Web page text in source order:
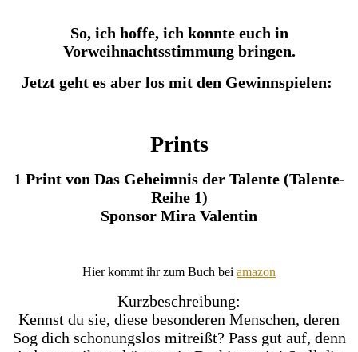
So, ich hoffe, ich konnte euch in
Vorweihnachtsstimmung bringen.
Jetzt geht es aber los mit den Gewinnspielen:
Prints
1 Print von Das Geheimnis der Talente (Talente-
Reihe 1)
Sponsor Mira Valentin
Hier kommt ihr zum Buch bei amazon
Kurzbeschreibung:
Kennst du sie, diese besonderen Menschen, deren
Sog dich schonungslos mitreißt? Pass gut auf, denn